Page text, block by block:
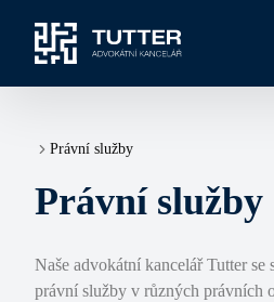
Právní služby
Právní služby
Naše advokátní kancelář Tutter
právní služby v různých právních